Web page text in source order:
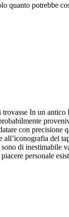
potrebbe
In un
con precisione
del
di inestimabile
personale